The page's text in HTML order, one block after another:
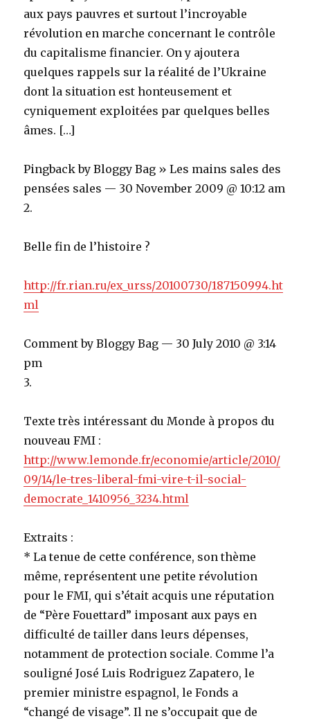
aux pays pauvres et surtout l’incroyable
révolution en marche concernant le contrôle
du capitalisme financier. On y ajoutera
quelques rappels sur la réalité de l’Ukraine
dont la situation est honteusement et
cyniquement exploitées par quelques belles
âmes. […]
Pingback by Bloggy Bag » Les mains sales des
pensées sales — 30 November 2009 @ 10:12 am
2.
Belle fin de l’histoire ?
http://fr.rian.ru/ex_urss/20100730/187150994.ht
ml
Comment by Bloggy Bag — 30 July 2010 @ 3:14
pm
3.
Texte très intéressant du Monde à propos du
nouveau FMI :
http://www.lemonde.fr/economie/article/2010/
09/14/le-tres-liberal-fmi-vire-t-il-social-
democrate_1410956_3234.html
Extraits :
* La tenue de cette conférence, son thème
même, représentent une petite révolution
pour le FMI, qui s’était acquis une réputation
de “Père Fouettard” imposant aux pays en
difficulté de tailler dans leurs dépenses,
notamment de protection sociale. Comme l’a
souligné José Luis Rodriguez Zapatero, le
premier ministre espagnol, le Fonds a
“changé de visage”. Il ne s’occupait que de